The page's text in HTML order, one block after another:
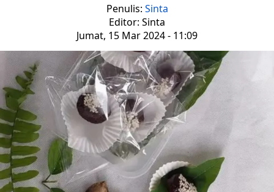
Penulis: Sinta
Editor: Sinta
Jumat, 15 Mar 2024 - 11:09